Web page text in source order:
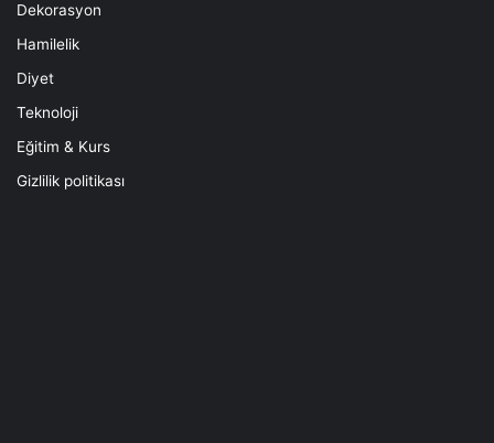
Dekorasyon
Hamilelik
Diyet
Teknoloji
Eğitim & Kurs
Gizlilik politikası